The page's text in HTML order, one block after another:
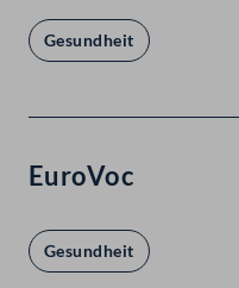
Gesundheit
EuroVoc
Gesundheit